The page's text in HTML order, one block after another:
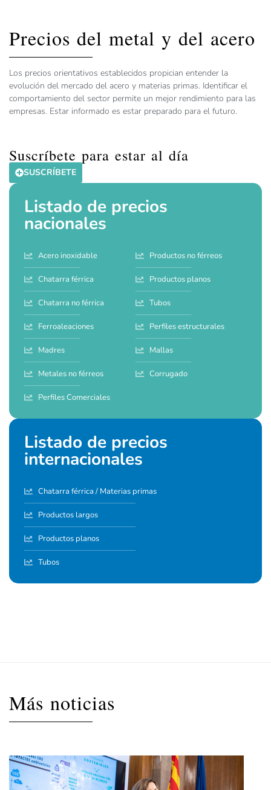
Precios del metal y del acero
Los precios orientativos establecidos propician entender la
evolución del mercado del acero y materias primas. Identificar el
comportamiento del sector permite un mejor rendimiento para las
empresas. Estar informado es estar preparado para el futuro.
Suscríbete para estar al día
SUSCRÍBETE
Listado de precios
nacionales
Acero inoxidable
Chatarra férrica
Chatarra no férrica
Ferroaleaciones
Madres
Metales no férreos
Perfiles Comerciales
Productos no férreos
Productos planos
Tubos
Perfiles estructurales
Mallas
Corrugado
Listado de precios
internacionales
Chatarra férrica / Materias primas
Productos largos
Productos planos
Tubos
Más noticias